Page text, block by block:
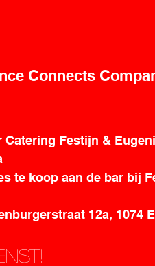
Connects
Catering Festijn &
te koop aan de bar bij
12a, 1074